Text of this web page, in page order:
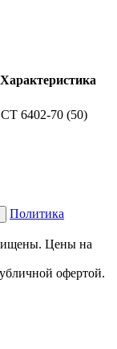
Политика
Цены на
офертой.